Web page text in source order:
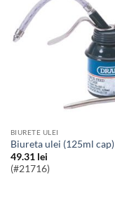
BIURETE ULEI
Biureta ulei (125ml cap)
49.31 lei
(#21716)